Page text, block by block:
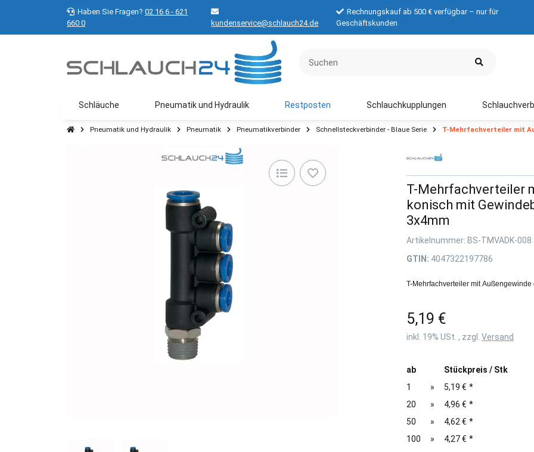
Haben Sie Fragen? 02 16 6 - 621
660 0
kundenservice@schlauch24.de
Rechnungskauf ab 500 € verfügbar – nur für
Geschäftskunden
Schläuche Pneumatik und Hydraulik Restposten Schlauchkupplungen
Pneumatik und Hydraulik Pneumatik Pneumatikverbinder Schnellsteckverbinder - Blaue Serie T-Mehrfachverteiler mit
T-Mehrfachverteiler
konisch mit
3x4mm
Artikelnummer: BS-TMVADK-008
GTIN: 4047322197786
T-Mehrfachverteiler mit
5,19 €
inkl. 19% USt. , zzgl. Versand
ab
Stückpreis / Stk
1
» 5,19 € *
20
» 4,96 € *
50
» 4,62 € *
100
» 4,27 € *